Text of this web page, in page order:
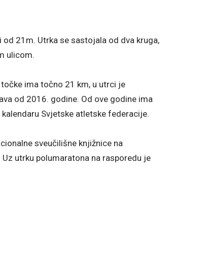
21m. Utrka se sastojala od dva kruga,
ulicom.
ima točno 21 km, u utrci je
od 2016. godine. Od ove godine ima
Svjetske atletske federacije.
sveučilišne knjižnice na
utrku polumaratona na rasporedu je